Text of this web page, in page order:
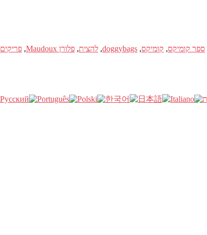
ספר קומיקס, קומיקס,
doggybags
, להצית, פלורן Maudoux , פריקים